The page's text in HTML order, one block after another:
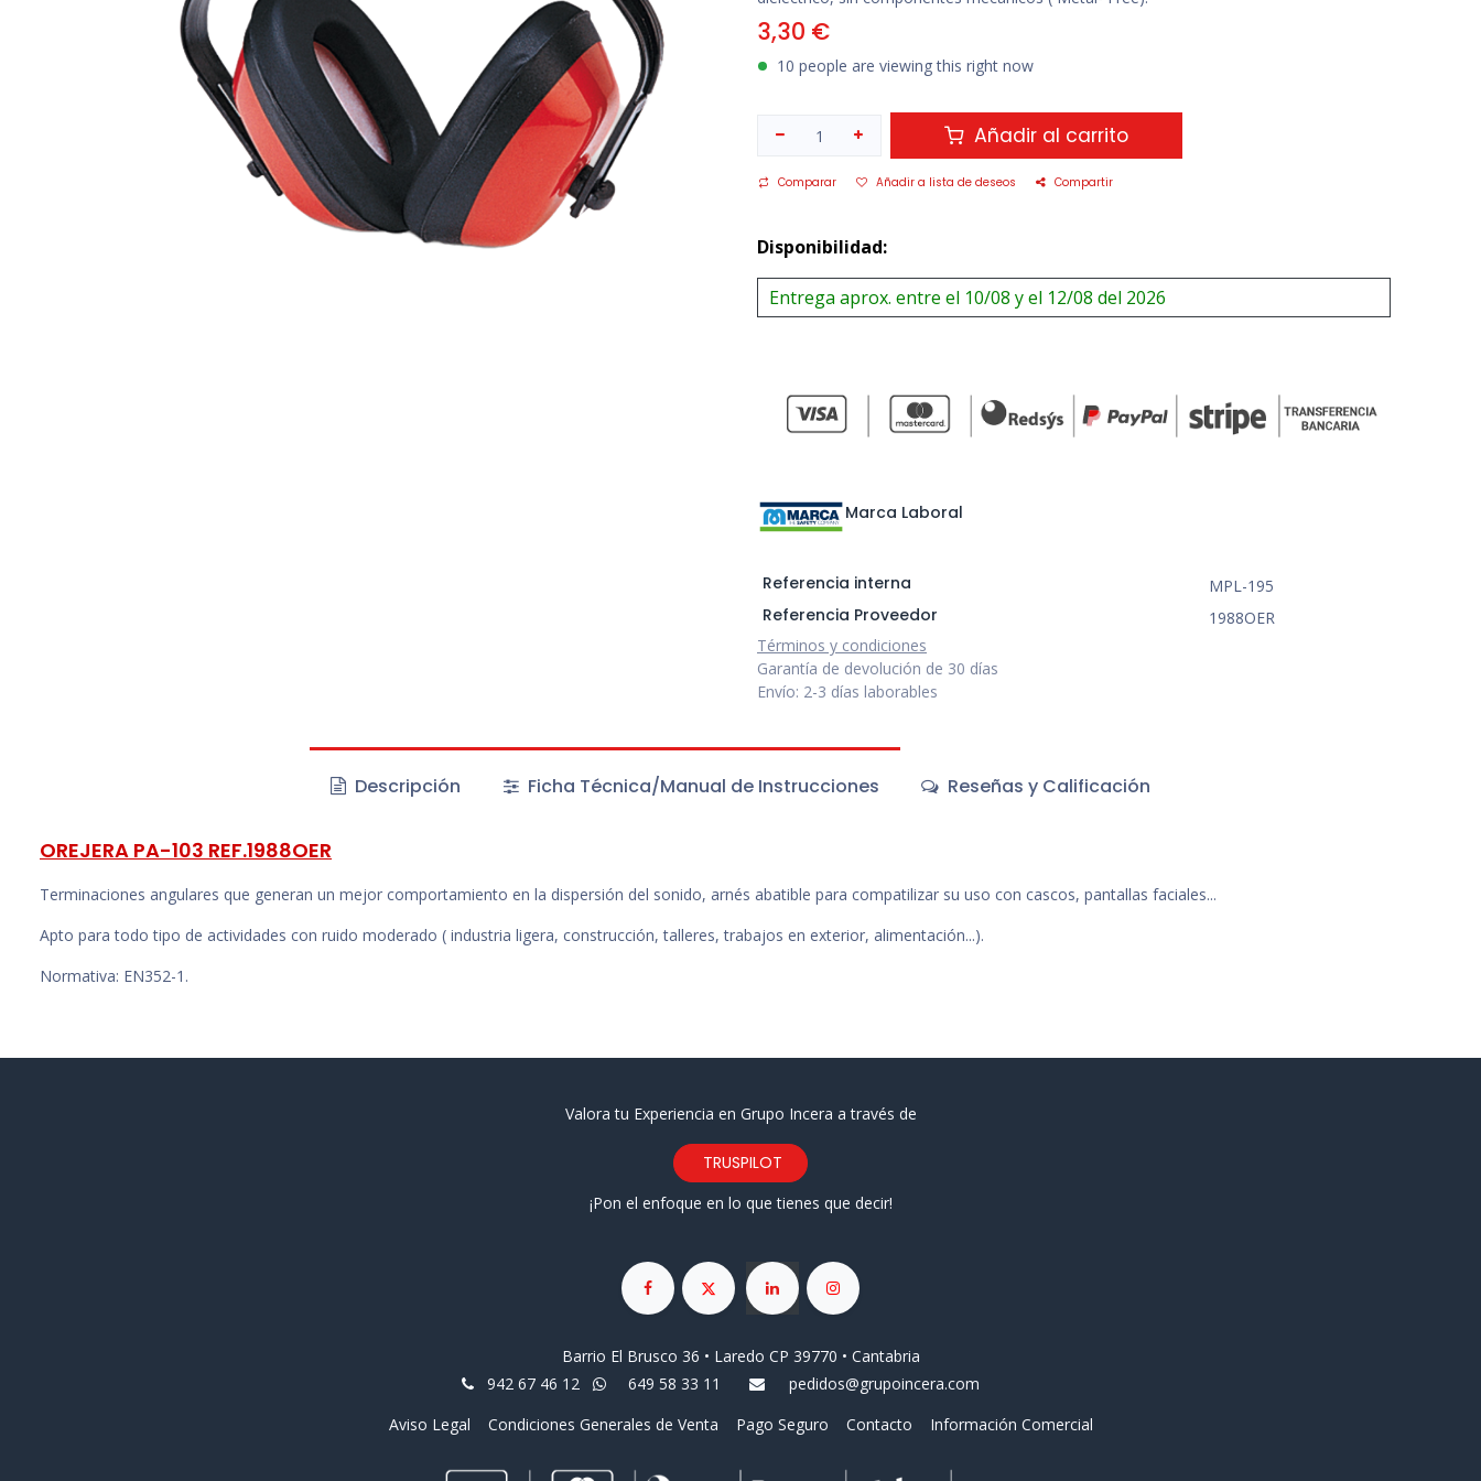
3,30 €
10 people are viewing this right now
Añadir al carrito
Comparar Añadir a lista de deseos Compartir
Disponibilidad:
Entrega aprox. entre el 10/08 y el 12/08 del 2026
Marca Laboral
Referencia interna MPL-195
Referencia Proveedor
1988OER
Términos y condiciones
Garantía de devolución de 30 días
Envío: 2-3 días laborables
Descripción Ficha Técnica/Manual de Instrucciones Reseñas y Calificación
OREJERA PA-103 REF.1988OER
Terminaciones angulares que generan un mejor comportamiento en la dispersión del sonido, arnés abatible para compatilizar su uso con cascos, pantallas faciales...
Apto para todo tipo de actividades con ruido moderado ( industria ligera, construcción, talleres, trabajos en exterior, alimentación...).
Normativa: EN352-1.
Valora tu Experiencia en Grupo Incera a través de
TRUSPILOT
¡Pon el enfoque en lo que tienes que decir!
Barrio El Brusco 36 • Laredo CP 39770 • Cantabria
942 67 46 12
649 58 33 11
pedidos@grupoincera.com
Aviso Legal
Condiciones Generales de Venta Pago Seguro Contacto Información Comercial